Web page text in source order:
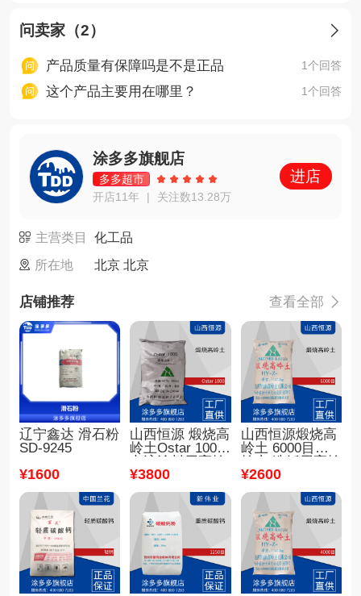
问卖家（2） 
产品质量有保障吗是不是正品 1个回答
这个产品主要用在哪里？ 1个回答
涂多多旗舰店
多多超市
开店11年
| 关注数13.28万
进店
主营类目
化工品
所在地
北京 北京
店铺推荐 查看全部 
辽宁鑫达 滑石粉
SD-9245
¥1600
山西恒源 煅烧高
岭土Ostar 1000
电泳涂料用高岭
土
¥3800
山西恒源煅烧高
岭土 6000目高
岭土 造纸用高岭
土 较高白度高平
滑
¥2600